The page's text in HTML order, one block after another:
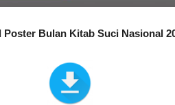
Poster Bulan Kitab Suci Nasional